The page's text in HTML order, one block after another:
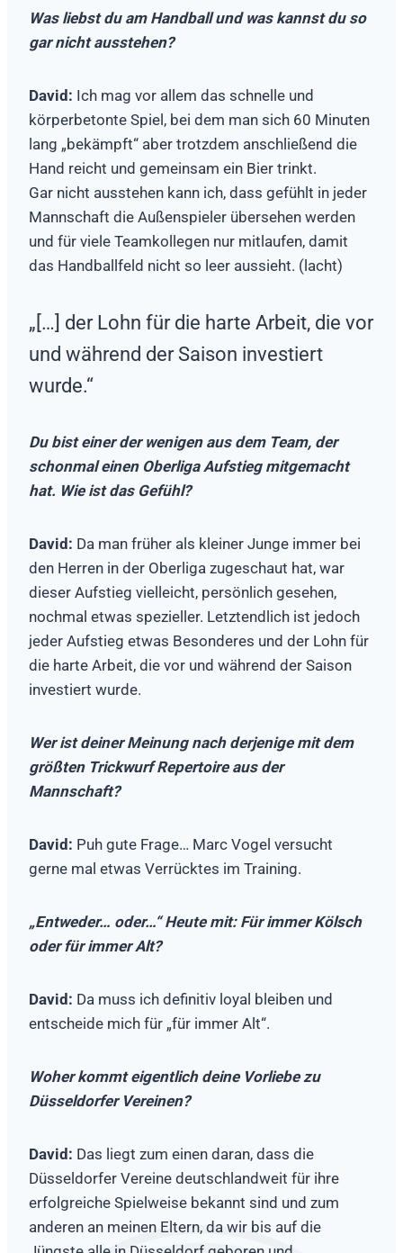
Was liebst du am Handball und was kannst du so
gar nicht ausstehen?
David: Ich mag vor allem das schnelle und
körperbetonte Spiel, bei dem man sich 60 Minuten
lang „bekämpft“ aber trotzdem anschließend die
Hand reicht und gemeinsam ein Bier trinkt.
Gar nicht ausstehen kann ich, dass gefühlt in jeder
Mannschaft die Außenspieler übersehen werden
und für viele Teamkollegen nur mitlaufen, damit
das Handballfeld nicht so leer aussieht. (lacht)
„[…] der Lohn für die harte Arbeit, die vor
und während der Saison investiert
wurde.“
Du bist einer der wenigen aus dem Team, der
schonmal einen Oberliga Aufstieg mitgemacht
hat. Wie ist das Gefühl?
David: Da man früher als kleiner Junge immer bei
den Herren in der Oberliga zugeschaut hat, war
dieser Aufstieg vielleicht, persönlich gesehen,
nochmal etwas spezieller. Letztendlich ist jedoch
jeder Aufstieg etwas Besonderes und der Lohn für
die harte Arbeit, die vor und während der Saison
investiert wurde.
Wer ist deiner Meinung nach derjenige mit dem
größten Trickwurf Repertoire aus der
Mannschaft?
David: Puh gute Frage… Marc Vogel versucht
gerne mal etwas Verrücktes im Training.
„Entweder… oder…“ Heute mit: Für immer Kölsch
oder für immer Alt?
David: Da muss ich definitiv loyal bleiben und
entscheide mich für „für immer Alt“.
Woher kommt eigentlich deine Vorliebe zu
Düsseldorfer Vereinen?
David: Das liegt zum einen daran, dass die
Düsseldorfer Vereine deutschlandweit für ihre
erfolgreiche Spielweise bekannt sind und zum
anderen an meinen Eltern, da wir bis auf die